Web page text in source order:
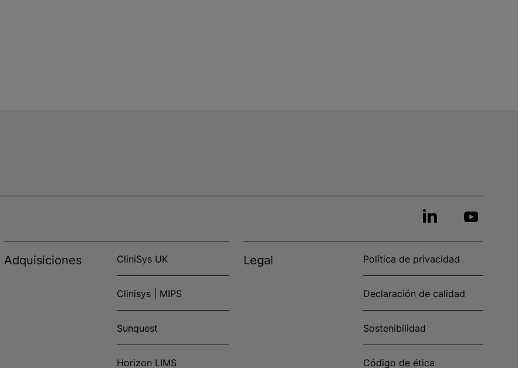
Adquisiciones CliniSys UK
Clinisys | MIPS
Sunquest
Horizon LIMS
Legal Política de privacidad
Declaración de calidad
Sostenibilidad
Código de ética